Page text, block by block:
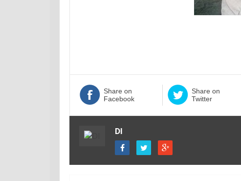
Share on
Facebook
Share on
Twitter
DI